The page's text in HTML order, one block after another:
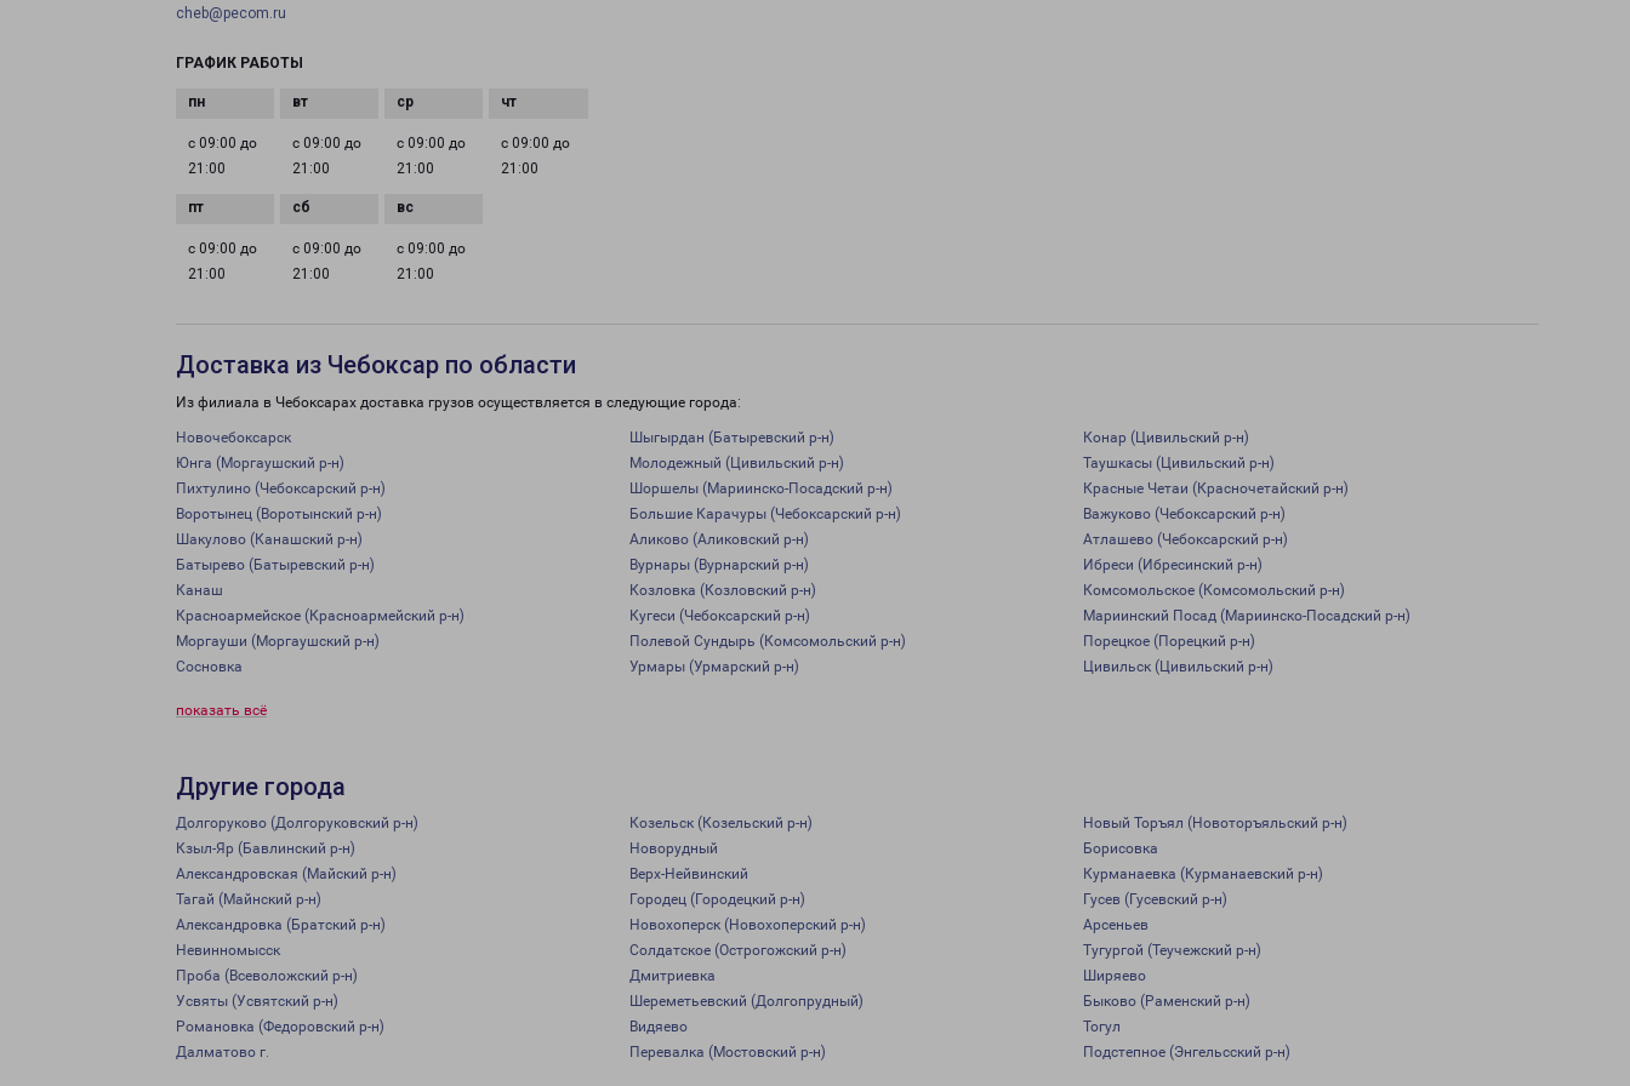
cheb@pecom.ru
ГРАФИК РАБОТЫ
с 09:00 до
21:00
с 09:00 до
21:00
с 09:00 до
21:00
с 09:00 до
21:00
с 09:00 до
21:00
с 09:00 до
21:00
с 09:00 до
21:00
Доставка из Чебоксар по области
Из филиала в Чебоксарах доставка грузов осуществляется в следующие города:
Новочебоксарск Шыгырдан (Батыревский р-н)
Конар (Цивильский р-н)
Юнга (Моргаушский р-н)
Молодежный (Цивильский р-н)
Таушкасы (Цивильский р-н)
Пихтулино (Чебоксарский р-н)
Шоршелы (Мариинско-Посадский р-н)
Красные Четаи (Красночетайский р-н)
Воротынец (Воротынский р-н)
Большие Карачуры (Чебоксарский р-н)
Важуково (Чебоксарский р-н)
Шакулово (Канашский р-н)
Аликово (Аликовский р-н)
Атлашево (Чебоксарский р-н)
Батырево (Батыревский р-н)
Вурнары (Вурнарский р-н)
Ибреси (Ибресинский р-н)
Канаш
Козловка (Козловский р-н)
Комсомольское (Комсомольский р-н)
Красноармейское (Красноармейский р-н)
Кугеси (Чебоксарский р-н)
Мариинский Посад (Мариинско-Посадский р-н)
Моргауши (Моргаушский р-н)
Полевой Сундырь (Комсомольский р-н)
Порецкое (Порецкий р-н)
Сосновка
Урмары (Урмарский р-н) Цивильск (Цивильский р-н)
показать всё
Другие города
Долгоруково (Долгоруковский р-н) Козельск (Козельский р-н)
Новый Торъял (Новоторъяльский р-н)
Кзыл-Яр (Бавлинский р-н)
Новорудный
Борисовка
Александровская (Майский р-н)
Верх-Нейвинский
Курманаевка (Курманаевский р-н)
Тагай (Майнский р-н)
Городец (Городецкий р-н)
Гусев (Гусевский р-н)
Александровка (Братский р-н)
Новохоперск (Новохоперский р-н)
Арсеньев
Невинномысск
Солдатское (Острогожский р-н)
Тугургой (Теучежский р-н)
Проба (Всеволожский р-н)
Дмитриевка
Ширяево
Усвяты (Усвятский р-н)
Шереметьевский (Долгопрудный)
Быково (Раменский р-н)
Романовка (Федоровский р-н)
Видяево
Тогул
Далматово г.
Перевалка (Мостовский р-н) Подстепное (Энгельсский р-н)